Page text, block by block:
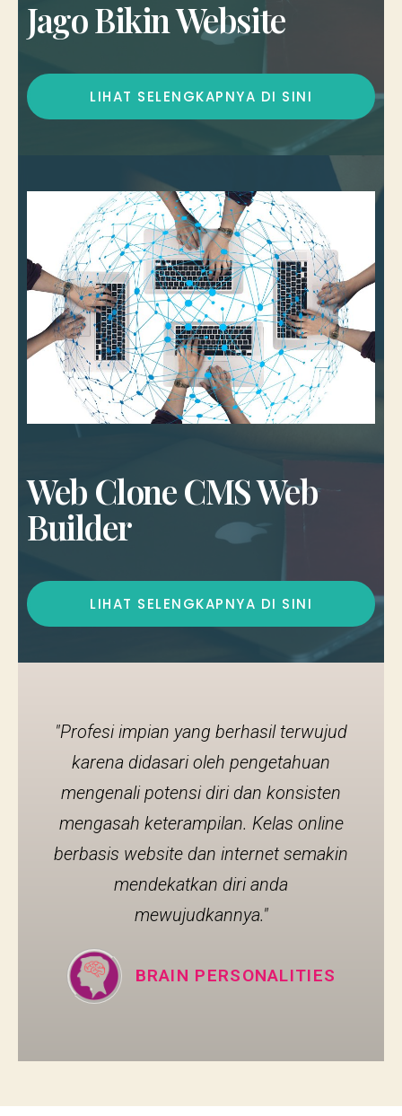
Jago Bikin Website
LIHAT SELENGKAPNYA DI SINI
Web Clone CMS Web
Builder
LIHAT SELENGKAPNYA DI SINI
"Profesi impian yang berhasil terwujud
karena didasari oleh pengetahuan
mengenali potensi diri dan konsisten
mengasah keterampilan. Kelas online
berbasis website dan internet semakin
mendekatkan diri anda
mewujudkannya."
BRAIN PERSONALITIES